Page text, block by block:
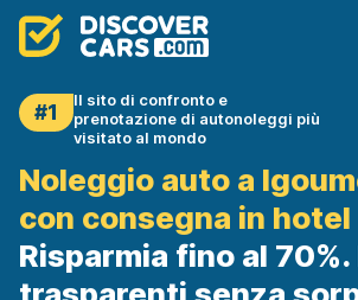
#1
Il sito di confronto e
prenotazione di autonoleggi più
visitato al mondo
Noleggio auto a
con consegna in hotel
Risparmia fino al 70%.